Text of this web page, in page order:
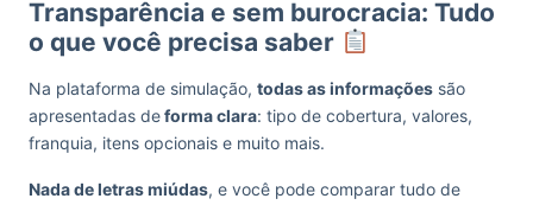
Transparência e sem burocracia: Tudo
o que você precisa saber
Na plataforma de simulação, todas as informações são
apresentadas deforma clara: tipo de cobertura, valores,
franquia, itens opcionais e muito mais.
Nada de letras miúdas, e você pode comparar tudo de